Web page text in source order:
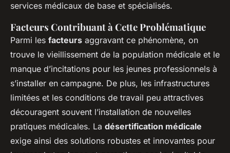
services médicaux de base et spécialisés.
Facteurs Contribuant à Cette Problématique
Parmi les facteurs aggravant ce phénomène, on
trouve le vieillissement de la population médicale et le
manque d’incitations pour les jeunes professionnels à
s’installer en campagne. De plus, les infrastructures
limitées et les conditions de travail peu attractives
découragent souvent l’installation de nouvelles
pratiques médicales. La désertification médicale
exige ainsi des solutions robustes et innovantes pour